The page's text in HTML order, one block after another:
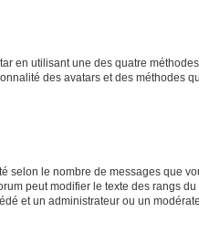
en utilisant une des quatre
des avatars et des méthodes
selon le nombre de messages que
peut modifier le texte des rangs
et un administrateur ou un